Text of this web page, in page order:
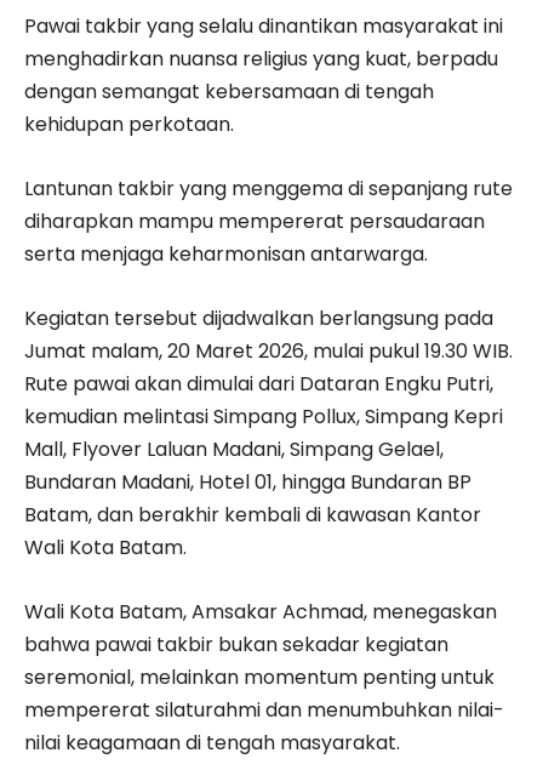
Pawai takbir yang selalu dinantikan masyarakat ini
menghadirkan nuansa religius yang kuat, berpadu
dengan semangat kebersamaan di tengah
kehidupan perkotaan.
Lantunan takbir yang menggema di sepanjang rute
diharapkan mampu mempererat persaudaraan
serta menjaga keharmonisan antarwarga.
Kegiatan tersebut dijadwalkan berlangsung pada
Jumat malam, 20 Maret 2026, mulai pukul 19.30 WIB.
Rute pawai akan dimulai dari Dataran Engku Putri,
kemudian melintasi Simpang Pollux, Simpang Kepri
Mall, Flyover Laluan Madani, Simpang Gelael,
Bundaran Madani, Hotel 01, hingga Bundaran BP
Batam, dan berakhir kembali di kawasan Kantor
Wali Kota Batam.
Wali Kota Batam, Amsakar Achmad, menegaskan
bahwa pawai takbir bukan sekadar kegiatan
seremonial, melainkan momentum penting untuk
mempererat silaturahmi dan menumbuhkan nilai-
nilai keagamaan di tengah masyarakat.